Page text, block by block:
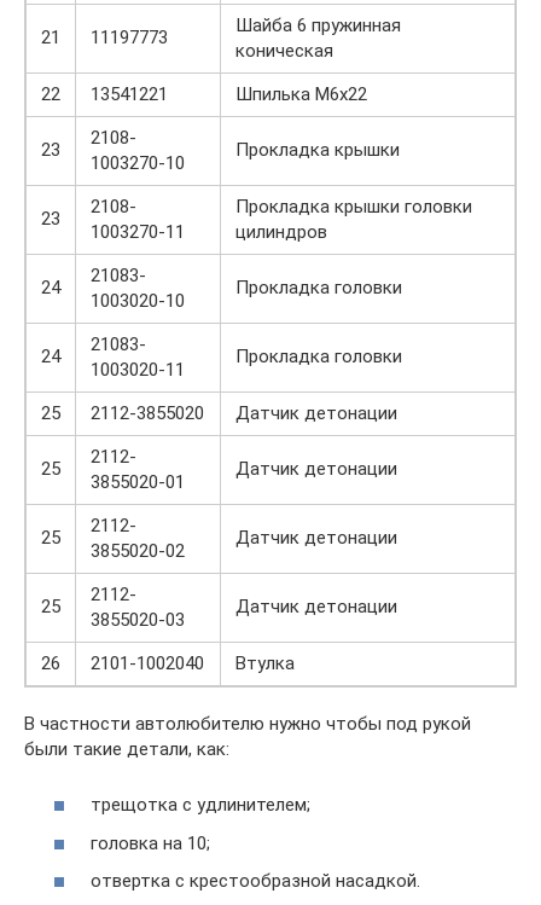
21 11197773
Шайба 6 пружинная
коническая
22
13541221 Шпилька М6х22
23
2108-
1003270-10
Прокладка крышки
23
2108-
1003270-11
Прокладка крышки головки
цилиндров
24
21083-
1003020-10
Прокладка головки
24
21083-
1003020-11
Прокладка головки
25 2112-3855020 Датчик детонации
25
2112-
3855020-01
Датчик детонации
25
2112-
3855020-02
Датчик детонации
25
2112-
3855020-03
Датчик детонации
26 2101-1002040 Втулка
В частности автолюбителю нужно чтобы под рукой
были такие детали, как:
трещотка с удлинителем;
головка на 10;
отвертка с крестообразной насадкой.